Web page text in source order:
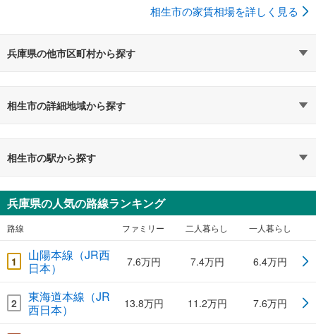
相生市の家賃相場を詳しく見る
兵庫県の他市区町村から探す
相生市の詳細地域から探す
相生市の駅から探す
兵庫県の人気の路線ランキング
路線 ファミリー 二人暮らし 一人暮らし
1
山陽本線（JR西
日本）
7.6万円 7.4万円 6.4万円
2
東海道本線（JR
西日本）
13.8万円 11.2万円 7.6万円